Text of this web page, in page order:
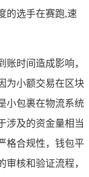
的选手在赛跑,速
时间造成影响，
为小额交易在区块
小包裹在物流系统
涉及的资金量相当
格合规性，钱包平
核和验证流程，